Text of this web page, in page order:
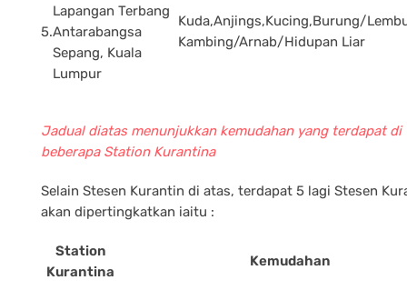
5.
Lapangan Terbang
Antarabangsa
Sepang, Kuala
Lumpur
Kuda,Anjings,Kucing,Burung/
Kambing/Arnab/Hidupan Liar
Jadual diatas menunjukkan kemudahan yang terdapat di
beberapa Station Kurantina
Selain Stesen Kurantin di atas, terdapat 5 lagi Stesen
akan dipertingkatkan iaitu :
Station
Kurantina
Kemudahan